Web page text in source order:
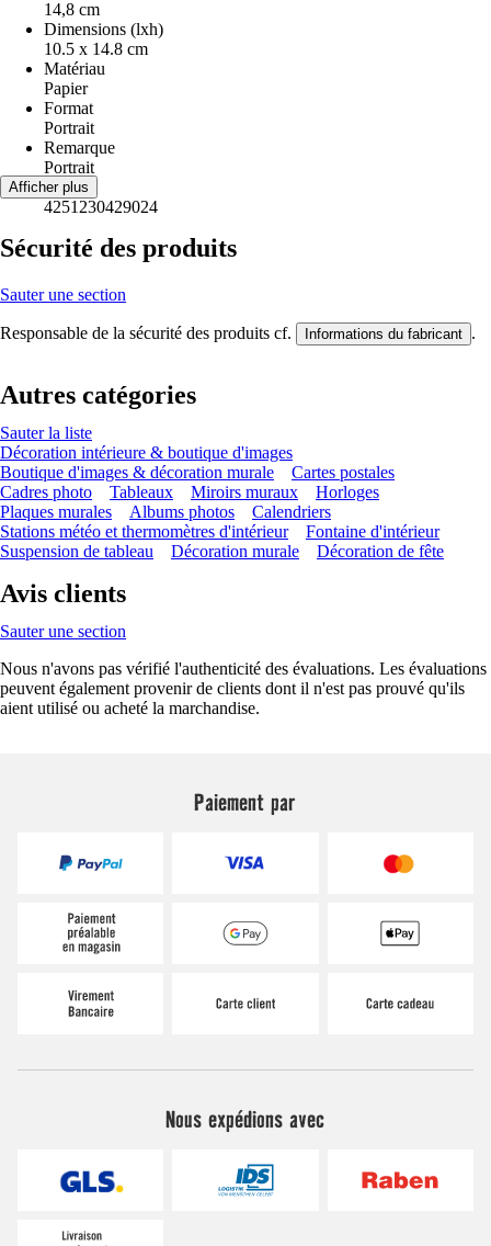
14,8 cm
Dimensions (lxh)
10.5 x 14.8 cm
Matériau
Papier
Format
Portrait
Remarque
Portrait
EAN
4251230429024
Afficher plus
Sécurité des produits
Sauter une section
Responsable de la sécurité des produits cf. Informations du fabricant .
Autres catégories
Sauter la liste
Décoration intérieure & boutique d'images
Boutique d'images & décoration murale
Cartes postales
Cadres photo
Tableaux Miroirs muraux
Horloges
Plaques murales
Albums photos
Calendriers
Stations météo et thermomètres d'intérieur
Fontaine d'intérieur
Suspension de tableau
Décoration murale Décoration de fête
Avis clients
Sauter une section
Nous n'avons pas vérifié l'authenticité des évaluations. Les évaluations
peuvent également provenir de clients dont il n'est pas prouvé qu'ils
aient utilisé ou acheté la marchandise.
Paiement par
Nous expédions avec